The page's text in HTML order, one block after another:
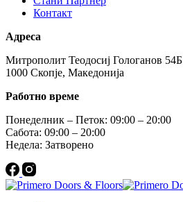
Контакт
Адреса
Митрополит Теодосиј Гологанов 54Б
1000 Скопје, Македонија
Работно време
Понеделник – Петок: 09:00 – 20:00
Сабота: 09:00 – 20:00
Недела: Затворено